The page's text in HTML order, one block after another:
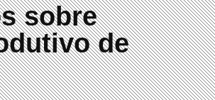
sobre
de